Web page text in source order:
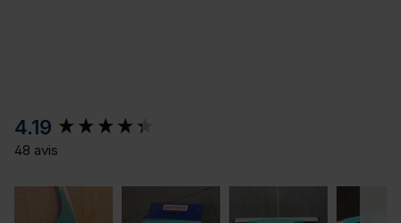
4.19
48 avis
New content loaded